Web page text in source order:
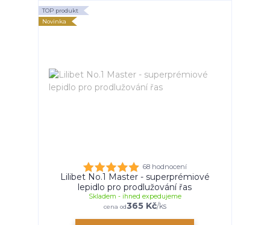
TOP produkt
Novinka
68 hodnocení
Lilibet No.1 Master - superprémiové
lepidlo pro prodlužování řas
cena od365 Kč/ks
Skladem - ihned expedujeme